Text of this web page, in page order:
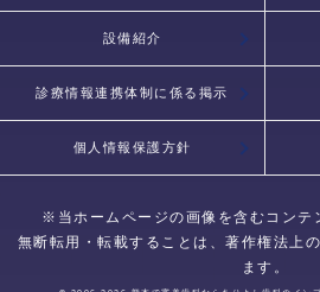
設備紹介
診療情報連携体制に係る掲示
個人情報保護方針
※当ホームページの画像を含むコンテ
無断転用・転載することは、著作権法上
ます。